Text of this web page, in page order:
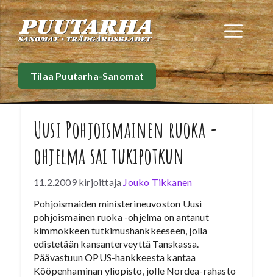
Siirry
sisältöön
Tilaa Puutarha-Sanomat
Uusi Pohjoismainen ruoka -
ohjelma sai tukipotkun
11.2.2009 kirjoittaja Jouko Tikkanen
Pohjoismaiden ministerineuvoston Uusi
pohjoismainen ruoka -ohjelma on antanut
kimmokkeen tutkimushankkeeseen, jolla
edistetään kansanterveyttä Tanskassa.
Päävastuun OPUS-hankkeesta kantaa
Kööpenhaminan yliopisto, jolle Nordea-rahasto